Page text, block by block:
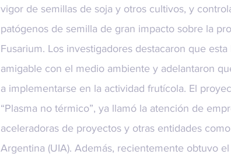
vigor de semillas de soja y otros cultivos, y
patógenos de semilla de gran impacto sobre la
Fusarium. Los investigadores destacaron que
amigable con el medio ambiente y adelantaron
a implementarse en la actividad frutícola. El
“Plasma no térmico”, ya llamó la atención de
aceleradoras de proyectos y otras entidades
Argentina (UIA). Además, recientemente obtuvo